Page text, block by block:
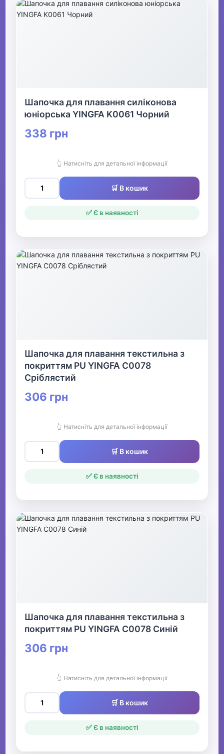
Шапочка для плавання силіконова
юніорська YINGFA K0061 Чорний
338 грн
👆 Натисніть для детальної інформації
🛒 В кошик
✅ Є в наявності
Шапочка для плавання текстильна з
покриттям PU YINGFA C0078
Сріблястий
306 грн
👆 Натисніть для детальної інформації
🛒 В кошик
✅ Є в наявності
Шапочка для плавання текстильна з
покриттям PU YINGFA C0078 Синій
306 грн
👆 Натисніть для детальної інформації
🛒 В кошик
✅ Є в наявності